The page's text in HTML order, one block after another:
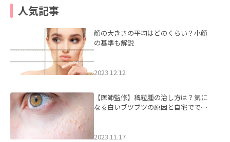
人気記事
顔の大きさの平均はどのくらい？小顔
の基準も解説
2023.12.12
【医師監修】稗粒腫の治し方は？気に
なる白いブツブツの原因と自宅ででき
2023.11.17